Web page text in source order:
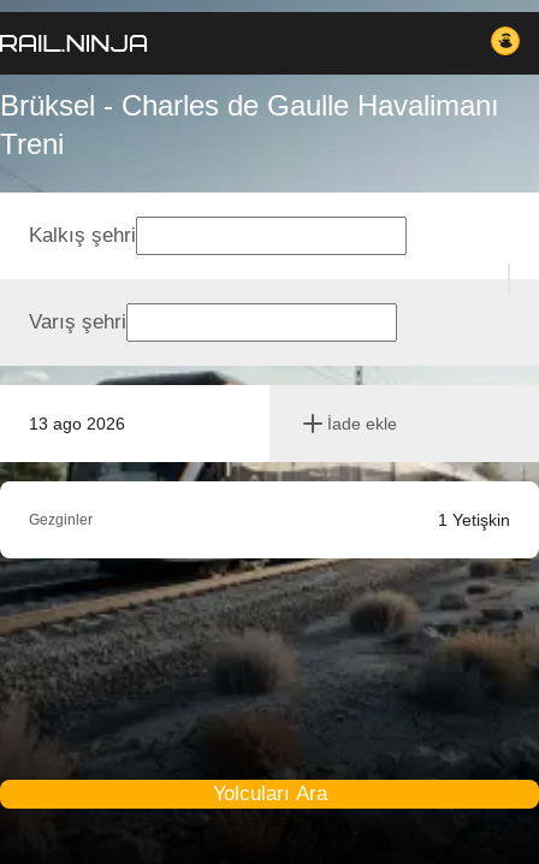
Brüksel - Charles de Gaulle Havalimanı
Treni
13 ago 2026 İade ekle
Kalkış şehri
Varış şehri
Gezginler 1 Yetişkin
Yolcuları Ara